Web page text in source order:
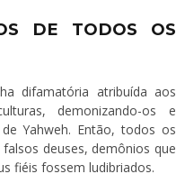
DE TODOS OS
difamatória atribuída aos
demonizando-os e
Yahweh. Então, todos os
deuses, demônios que
fiéis fossem ludibriados.